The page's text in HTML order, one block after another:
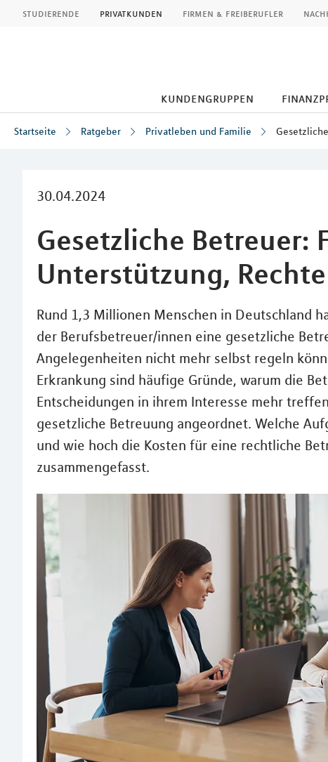
studierende privatkunden firmen & freiberufler
kundengruppen
Startseite Ratgeber Privatleben und Familie
30.04.2024
Gesetzliche Betreuer:
Unterstützung,
Rund 1,3 Millionen Menschen in Deutschland
der Berufsbetreuer/innen eine gesetzliche
Angelegenheiten nicht mehr selbst regeln
Erkrankung sind häufige Gründe, warum die
Entscheidungen in ihrem Interesse mehr
gesetzliche Betreuung angeordnet. Welche
und wie hoch die Kosten für eine rechtliche
zusammengefasst.